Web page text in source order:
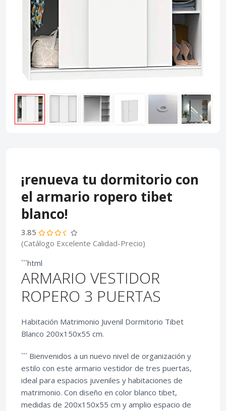
¡renueva tu dormitorio con
el armario ropero tibet
blanco!
3.85
(Catálogo Excelente Calidad-Precio)
```html
ARMARIO VESTIDOR
ROPERO 3 PUERTAS
Habitación Matrimonio Juvenil Dormitorio Tibet
Blanco 200x150x55 cm.
``` Bienvenidos a un nuevo nivel de organización y
estilo con este armario vestidor de tres puertas,
ideal para espacios juveniles y habitaciones de
matrimonio. Con diseño en color blanco tibet,
medidas de 200x150x55 cm y amplio espacio de